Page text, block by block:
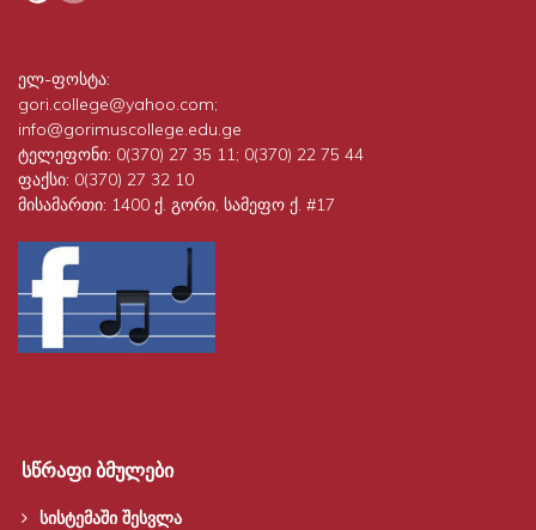
ელ-ფოსტა:
gori.college@yahoo.com;
info@gorimuscollege.edu.ge
ტელეფონი: 0(370) 27 35 11; 0(370) 22 75 44
ფაქსი: 0(370) 27 32 10
მისამართი: 1400 ქ. გორი, სამეფო ქ. #17
სწრაფი ბმულები
სისტემაში შესვლა